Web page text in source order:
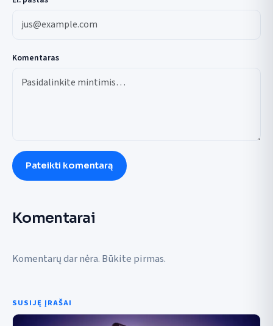
Komentaras
Pateikti komentarą
Komentarai
Komentarų dar nėra. Būkite pirmas.
SUSIJĘ ĮRAŠAI